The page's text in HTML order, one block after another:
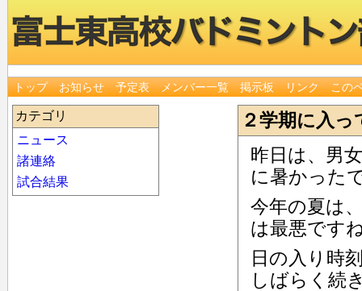
トップ お知らせ 予定表 メンバー一覧 掲示板 リンク この
カテゴリ
ニュース
諸連絡
試合結果
２学期に入
昨日は、男
に暑かった
今年の夏は
は最悪です
日の入り時
しばらく続